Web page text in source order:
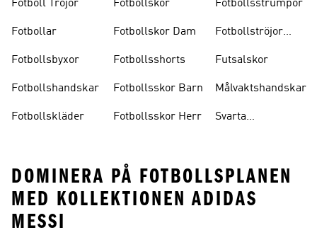
Fotboll Tröjor
Fotbollar
Fotbollsbyxor
Fotbollshandskar
Fotbollskläder
Fotbollskor
Fotbollskor Dam
Fotbollsshorts
Fotbollsskor Barn
Fotbollsskor Herr
Fotbollsstrumpor
Fotbollströjor
Futsalskor
Målvaktshandskar
Svarta
DOMINERA PÅ FOTBOLLSPLANEN
MED KOLLEKTIONEN ADIDAS
MESSI